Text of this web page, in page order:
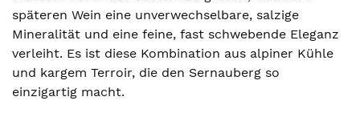
späteren Wein eine unverwechselbare, salzige
Mineralität und eine feine, fast schwebende Eleganz
verleiht. Es ist diese Kombination aus alpiner Kühle
und kargem Terroir, die den Sernauberg so
einzigartig macht.